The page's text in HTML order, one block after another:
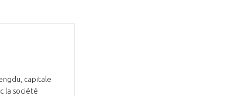
capitale
la société